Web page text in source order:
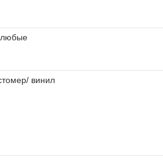
любые
винил